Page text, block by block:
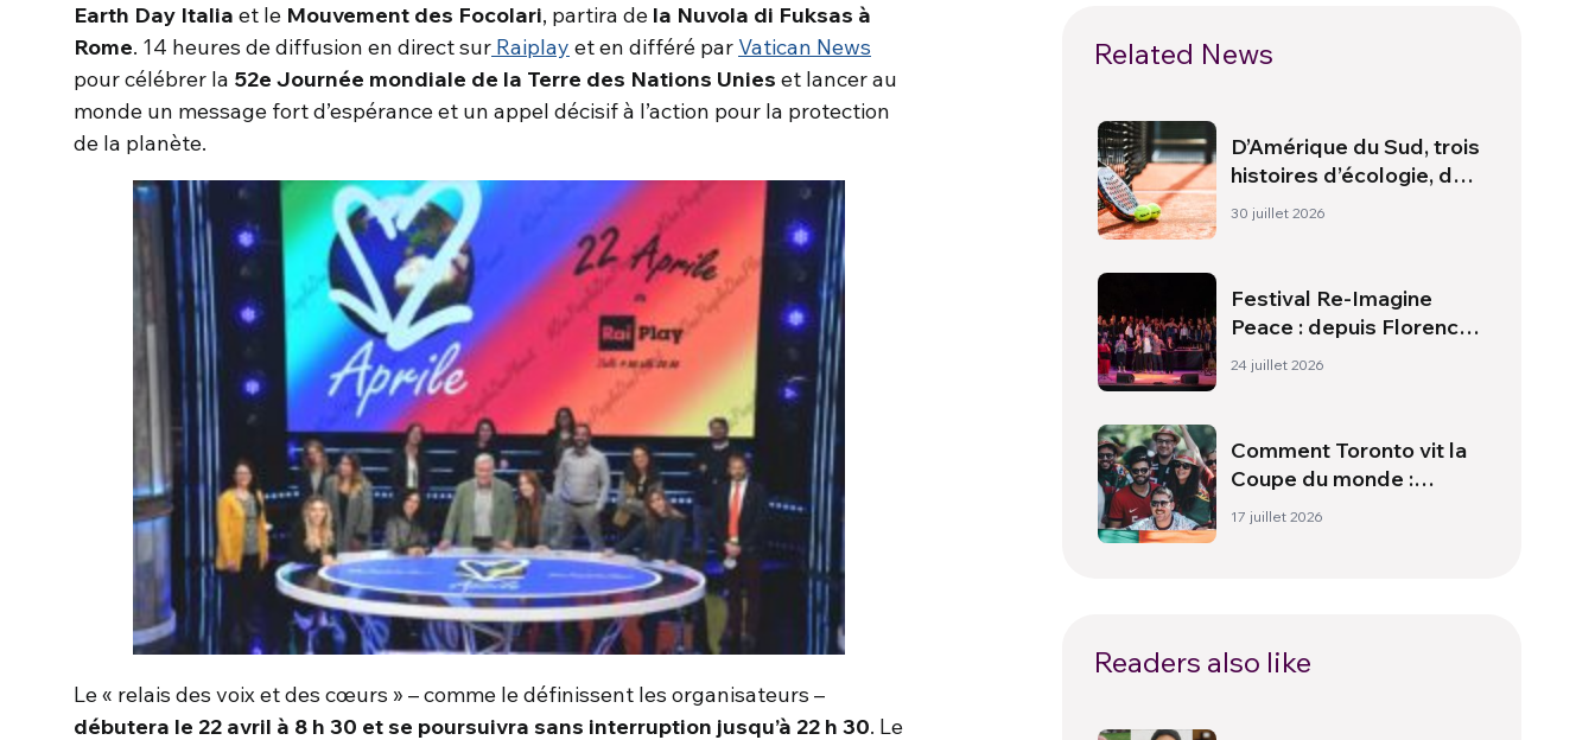
Earth Day Italia et le Mouvement des Focolari, partira de la Nuvola di Fuksas à
Rome. 14 heures de diffusion en direct sur Raiplay et en différé par Vatican News
pour célébrer la 52e Journée mondiale de la Terre des Nations Unies et lancer au
monde un message fort d’espérance et un appel décisif à l’action pour la protection
de la planète.
Le « relais des voix et des cœurs » – comme le définissent les organisateurs –
débutera le 22 avril à 8 h 30 et se poursuivra sans interruption jusqu’à 22 h 30. Le
Related News
D’Amérique du Sud, trois
histoires d’écologie, de
sport et de santé
30 juillet 2026
Festival Re-Imagine
Peace : depuis Florence,
un hymne à la paix
24 juillet 2026
Comment Toronto vit la
Coupe du monde :
culture, identité et
17 juillet 2026
Readers also like